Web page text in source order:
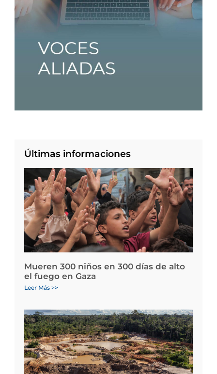
Últimas informaciones
Mueren 300 niños en 300 días de alto
el fuego en Gaza
Leer Más >>